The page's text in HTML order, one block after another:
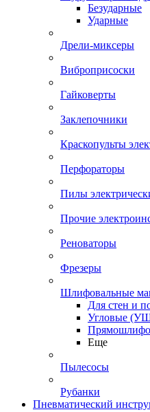
Безударные
Ударные
Дрели-миксеры
Виброприсоски
Гайковерты
Заклепочники
Краскопульты
Перфораторы
Пилы
Прочие
Реноваторы
Фрезеры
Шлифовальные
Для стен и
Угловые
Еще
Пылесосы
Рубанки
Пневматический